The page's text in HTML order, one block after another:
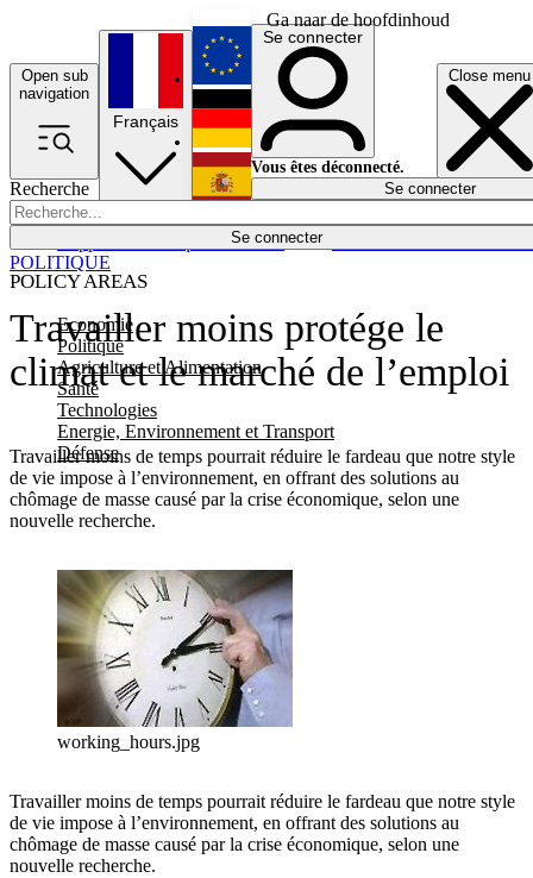
Ga naar de hoofdinhoud
Open sub
navigation
Close menu
Recherche
Se connecter
POLICY AREAS
Economie
Politique
Agriculture et Alimentation
Santé
Technologies
Energie, Environnement et Transport
Défense
Économie
Français
English
Deutsch
Español
Se connecter
Vous êtes déconnecté.
Se connecter
Travailler moins protége le
climat et le marché de l’emploi
Travailler moins de temps pourrait réduire le fardeau que notre style
de vie impose à l’environnement, en offrant des solutions au
chômage de masse causé par la crise économique, selon une
nouvelle recherche.
POLITIQUE
working_hours.jpg
Travailler moins de temps pourrait réduire le fardeau que notre style
de vie impose à l’environnement, en offrant des solutions au
chômage de masse causé par la crise économique, selon une
nouvelle recherche.